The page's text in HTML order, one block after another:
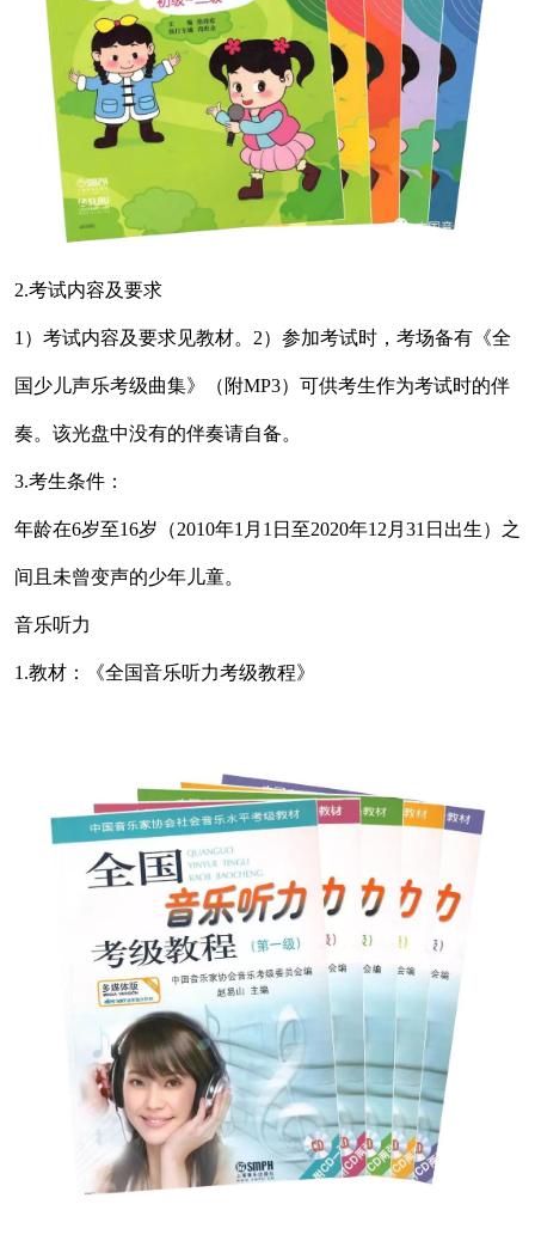
2.考试内容及要求
1）考试内容及要求见教材。2）参加考试时，考场备有《全
国少儿声乐考级曲集》（附MP3）可供考生作为考试时的伴
奏。该光盘中没有的伴奏请自备。
3.考生条件：
年龄在6岁至16岁（2010年1月1日至2020年12月31日出生）之
间且未曾变声的少年儿童。
音乐听力
1.教材：《全国音乐听力考级教程》